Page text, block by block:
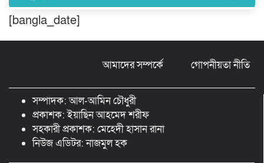
ফেন্সিডিল ও ৩২ হাজার টাকা উদ্ধার, আটক ১
মাদকবিরোধী ক্যাম্পেইন
[bangla_date]
আমাদের সম্পর্কে গোপনীয়তা নীতি
সম্পাদক: আল-আমিন চৌধুরী
প্রকাশক: ইয়াছিন আহমেদ শরীফ
সহকারী প্রকাশক: মেহেদী হাসান রানা
নিউজ এডিটর: নাজমুল হক